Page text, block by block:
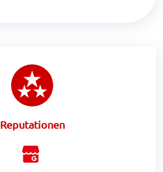
Reputationen